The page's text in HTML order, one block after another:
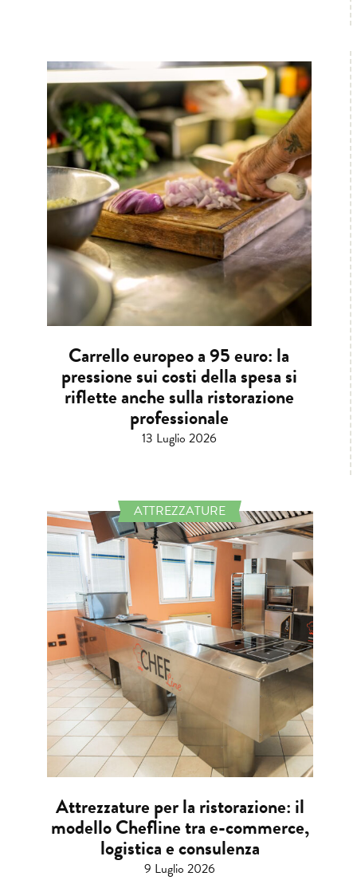
Carrello europeo a 95 euro: la
pressione sui costi della spesa si
riflette anche sulla ristorazione
professionale
13 Luglio 2026
ATTREZZATURE
Attrezzature per la ristorazione: il
modello Chefline tra e-commerce,
logistica e consulenza
9 Luglio 2026